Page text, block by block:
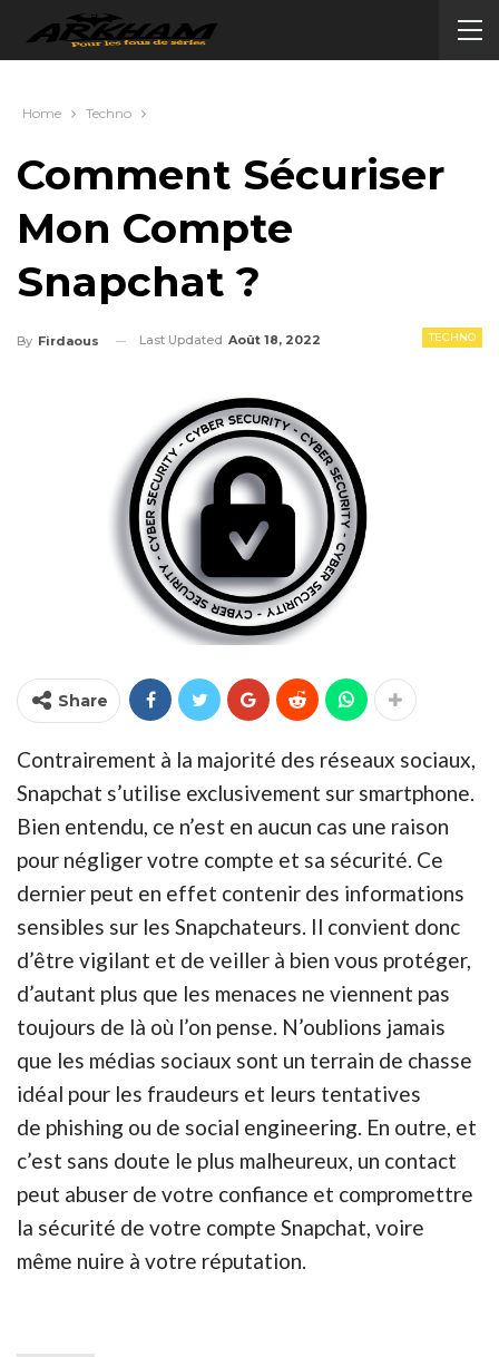
Home Techno
Comment Sécuriser
Mon Compte
Snapchat ?
TECHNO
By Firdaous Last Updated Août 18, 2022
Share
Contrairement à la majorité des réseaux sociaux,
Snapchat s’utilise exclusivement sur smartphone.
Bien entendu, ce n’est en aucun cas une raison
pour négliger votre compte et sa sécurité. Ce
dernier peut en effet contenir des informations
sensibles sur les Snapchateurs. Il convient donc
d’être vigilant et de veiller à bien vous protéger,
d’autant plus que les menaces ne viennent pas
toujours de là où l’on pense. N’oublions jamais
que les médias sociaux sont un terrain de chasse
idéal pour les fraudeurs et leurs tentatives
de phishing ou de social engineering. En outre, et
c’est sans doute le plus malheureux, un contact
peut abuser de votre confiance et compromettre
la sécurité de votre compte Snapchat, voire
même nuire à votre réputation.